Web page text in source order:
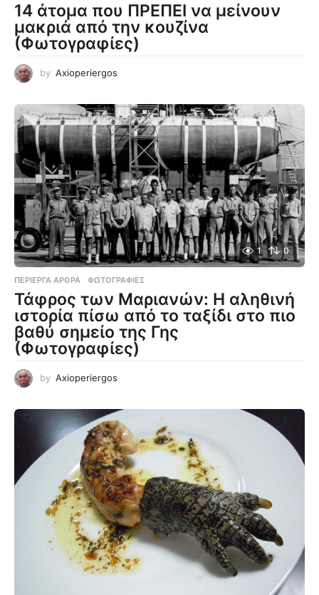
14 άτομα που ΠΡΕΠΕΙ να μείνουν
μακριά από την κουζίνα
(Φωτογραφίες)
by Axioperiergos
1 0
ΠΕΡΊΕΡΓΑ ΆΡΘΡΑ ,ΦΩΤΟΓΡΑΦΊΕΣ
Τάφρος των Μαριανών: Η αληθινή
ιστορία πίσω από το ταξίδι στο πιο
βαθύ σημείο της Γης
(Φωτογραφίες)
by Axioperiergos